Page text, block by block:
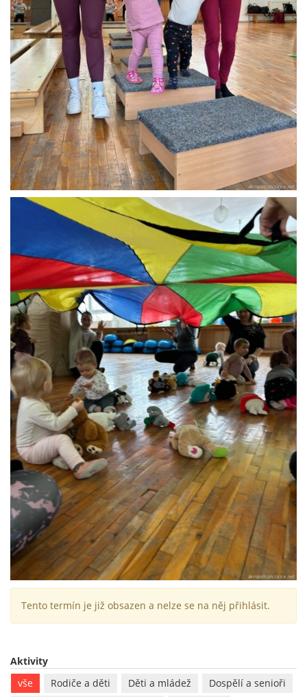
Tento termín je již obsazen a nelze se na něj přihlásit.
Aktivity
vše
Rodiče a děti Děti a mládež
Dospělí a senioři